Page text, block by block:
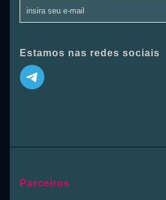
Estamos nas redes sociais
Parceiros